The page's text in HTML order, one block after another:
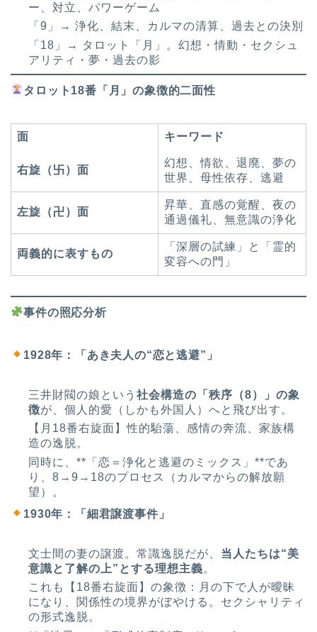
ー、対立、パワーゲーム
「9」→ 浄化、結末、カルマの清算、過去との決別
「18」→ タロット「月」。幻想・情動・セクシュ
アリティ・夢・過去の影
タロット18番「月」の象徴的二面性
面 キーワード
右旋（卐）面
幻想、情欲、退廃、夢の
世界、母性依存、逃避
左旋（卍）面
昇華、直感の覚醒、夜の
通過儀礼、無意識の浄化
両義的に表すもの
「深層の試練」と「霊的
変容への門」
事件の照応分析
1928年：「あき夫人の“恋と逃避”」
三井財閥の娘という 社会構造の「秩序（8）」の象
徴が、個人的愛（しかも外国人）へと飛び出す。
【月18番右旋面】性的駘蕩、感情の奔流、家族構
造の逸脱。
同時に、**「恋＝浄化と逃避のミックス」**であ
り、8→9→18のプロセス（カルマからの解放願
望）。
1930年：「細君譲渡事件」
文士間の妻の譲渡。常識逸脱だが、 当人たちは“美
意識と了解の上”とする理想主義。
これも【18番右旋面】の象徴：月の下で人が曖昧
になり、関係性の境界がぼやける。セクシャリティ
の形式逸脱。